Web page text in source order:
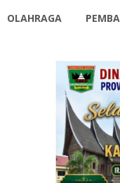
OLAHRAGA